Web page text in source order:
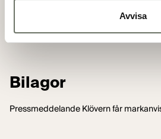
Avvisa
Bilagor
Pressmeddelande Klövern får